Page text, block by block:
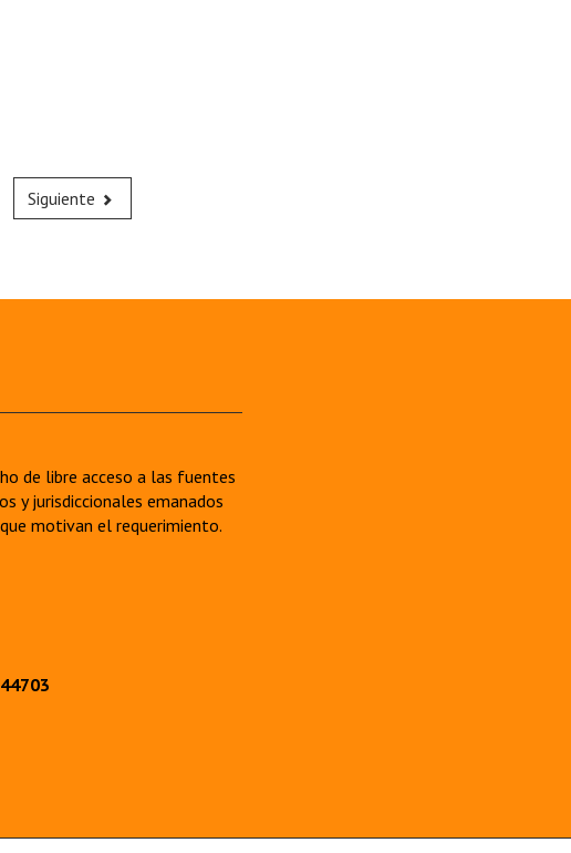
Siguiente
de libre acceso a las fuentes
y jurisdiccionales emanados
motivan el requerimiento.